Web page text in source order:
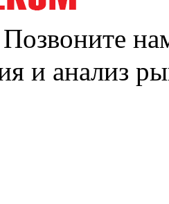
Позвоните
и анализ